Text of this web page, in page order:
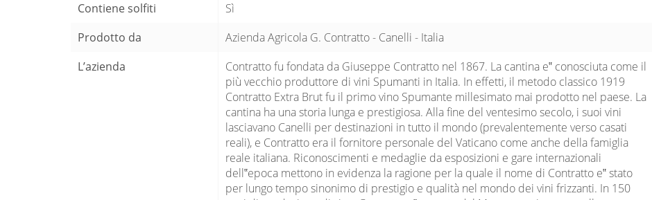
Contiene solfiti
Sì
Prodotto da
Azienda Agricola G. Contratto - Canelli - Italia
L’azienda
Contratto fu fondata da Giuseppe Contratto nel 1867. La cantina e‟ conosciuta come il
più vecchio produttore di vini Spumanti in Italia. In effetti, il metodo classico 1919
Contratto Extra Brut fu il primo vino Spumante millesimato mai prodotto nel paese. La
cantina ha una storia lunga e prestigiosa. Alla fine del ventesimo secolo, i suoi vini
lasciavano Canelli per destinazioni in tutto il mondo (prevalentemente verso casati
reali), e Contratto era il fornitore personale del Vaticano come anche della famiglia
reale italiana. Riconoscimenti e medaglie da esposizioni e gare internazionali
dell‟epoca mettono in evidenza la ragione per la quale il nome di Contratto e‟ stato
per lungo tempo sinonimo di prestigio e qualità nel mondo dei vini frizzanti. In 150